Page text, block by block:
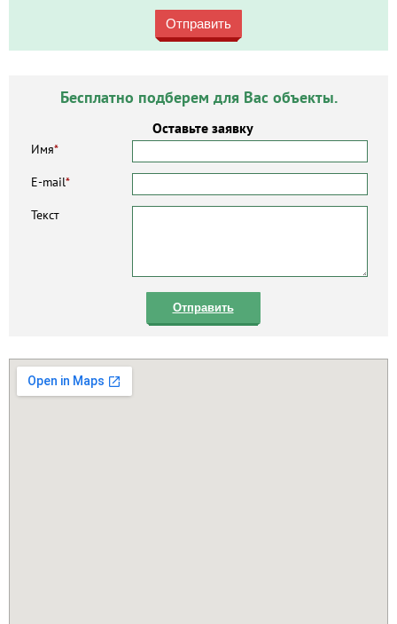
Отправить
Бесплатно подберем для Вас объекты.
Оставьте заявку
Имя*
E-mail*
Текст
Отправить